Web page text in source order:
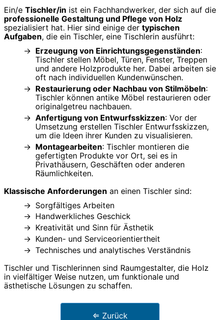
Ein/e Tischler/in ist ein Fachhandwerker, der sich auf die
professionelle Gestaltung und Pflege von Holz
spezialisiert hat. Hier sind einige der typischen
Aufgaben, die ein Tischler, eine Tischlerin ausführt:
Erzeugung von Einrichtungsgegenständen:
Tischler stellen Möbel, Türen, Fenster, Treppen
und andere Holzprodukte her. Dabei arbeiten sie
oft nach individuellen Kundenwünschen.
Restaurierung oder Nachbau von Stilmöbeln:
Tischler können antike Möbel restaurieren oder
originalgetreu nachbauen.
Anfertigung von Entwurfsskizzen: Vor der
Umsetzung erstellen Tischler Entwurfsskizzen,
um die Ideen ihrer Kunden zu visualisieren.
Montagearbeiten: Tischler montieren die
gefertigten Produkte vor Ort, sei es in
Privathäusern, Geschäften oder anderen
Räumlichkeiten.
Klassische Anforderungen an einen Tischler sind:
Sorgfältiges Arbeiten
Handwerkliches Geschick
Kreativität und Sinn für Ästhetik
Kunden- und Serviceorientiertheit
Technisches und analytisches Verständnis
Tischler und Tischlerinnen sind Raumgestalter, die Holz
in vielfältiger Weise nutzen, um funktionale und
ästhetische Lösungen zu schaffen.
⇐ Zurück